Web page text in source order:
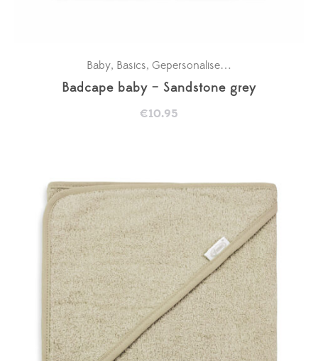
Baby, Basics, Gepersonaliseerde badcapes
Badcape baby – Sandstone grey
€10.95